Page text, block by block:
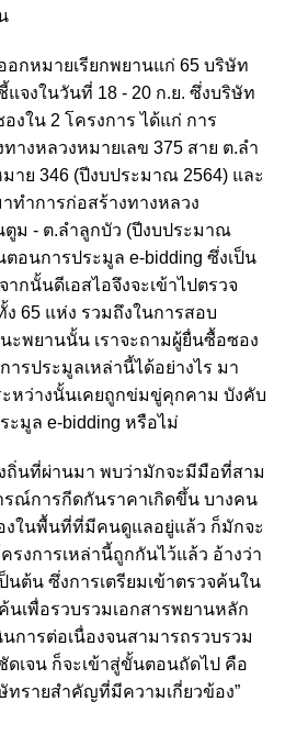
อกหมายเรียกพยานแก่ 65 บริษัท
จงในวันที่ 18 - 20 ก.ย. ซึ่งบริษัท
งใน 2 โครงการ ได้แก่ การ
างหลวงหมายเลข 375 สาย ต.ลำ
าย 346 (ปีงบประมาณ 2564) และ
ทำการก่อสร้างทางหลวง
ตูม - ต.ลำลูกบัว (ปีงบประมาณ
อนการประมูล e-bidding ซึ่งเป็น
กนั้นดีเอสไอจึงจะเข้าไปตรวจ
65 แห่ง รวมถึงในการสอบ
ะพยานนั้น เราจะถามผู้ยื่นซื้อซอง
รประมูลเหล่านี้ได้อย่างไร มา
ะหว่างนั้นเคยถูกข่มขู่คุกคาม บังคับ
ะมูล e-bidding หรือไม่
ถิ่นที่ผ่านมา พบว่ามักจะมีมือที่สาม
ณ์การกีดกันราคาเกิดขึ้น บางคน
งในพื้นที่ที่มีคนดูแลอยู่แล้ว ก็มักจะ
รงการเหล่านี้ถูกกันไว้แล้ว อ้างว่า
นต้น ซึ่งการเตรียมเข้าตรวจค้นใน
นเพื่อรวบรวมเอกสารพยานหลัก
นการต่อเนื่องจนสามารถรวบรวม
เจน ก็จะเข้าสู่ขั้นตอนถัดไป คือ
รายสำคัญที่มีความเกี่ยวข้อง”